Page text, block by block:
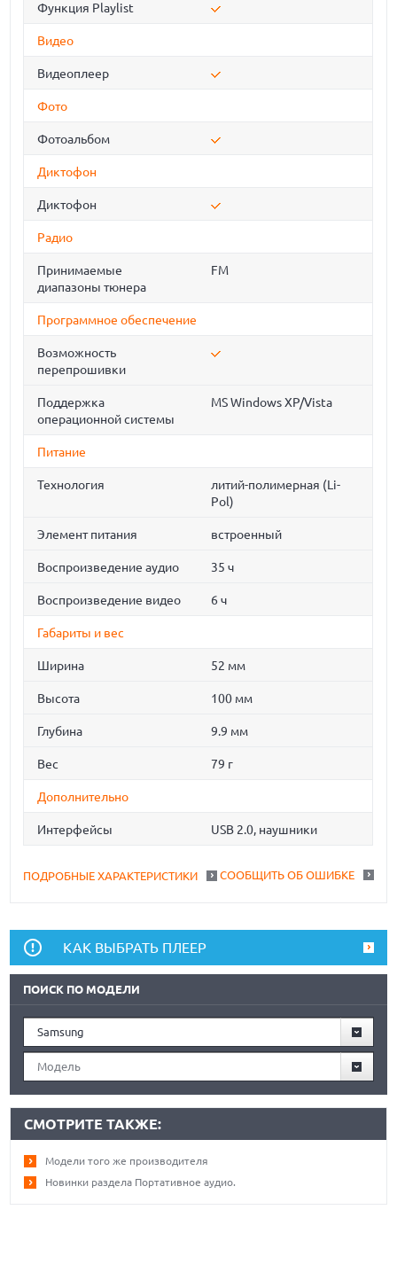
Функция Playlist
Видео
Видеоплеер
Фото
Фотоальбом
Диктофон
Диктофон
Радио
Принимаемые
диапазоны тюнера
FM
Программное обеспечение
Возможность
перепрошивки
Поддержка
операционной системы
MS Windows XP/Vista
Питание
Технология
литий-полимерная (Li-
Pol)
Элемент питания встроенный
Воспроизведение аудио 35 ч
Воспроизведение видео 6 ч
Габариты и вес
Ширина 52 мм
Высота 100 мм
Глубина 9.9 мм
Вес 79 г
Дополнительно
Интерфейсы USB 2.0, наушники
СООБЩИТЬ ОБ ОШИБКЕ
ПОДРОБНЫЕ ХАРАКТЕРИСТИКИ
КАК ВЫБРАТЬ ПЛЕЕР
ПОИСК ПО МОДЕЛИ
Samsung
Модель
СМОТРИТЕ ТАКЖЕ:
Модели того же производителя
Новинки раздела Портативное аудио.